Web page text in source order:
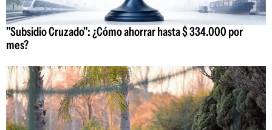
"Subsidio Cruzado": ¿Cómo ahorrar hasta $ 334.000 por
mes?